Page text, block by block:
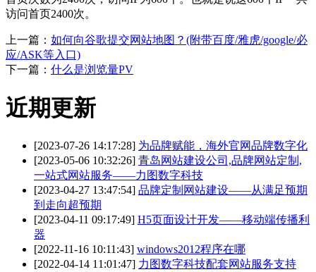
访问首页2400次。
上一篇： 如何向谷歌提交网站地图？(附带百度/雅虎/google/必
应/ASK等入口)
下一篇： 什么是浏览量PV
近期更新
[2023-07-26 14:17:28] 为品牌赋能，海外官网品牌数字化
[2023-05-06 10:32:26] 青岛网站建设公司,品牌网站定制,
一站式网站服务——力图数字科技
[2023-04-27 13:47:54] 品牌定制网站建设——从满足预期
到走向超预期
[2023-04-11 09:17:49] H5页面设计开发——移动端传播利
器
[2022-11-16 10:11:43] windows2012程序在哪
[2022-04-14 11:01:47] 力图数字科技配套网站服务支持